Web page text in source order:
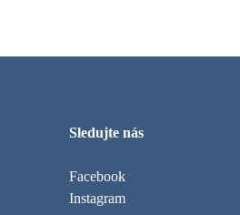
Sledujte nás
Facebook
Instagram